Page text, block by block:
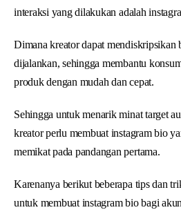
interaksi yang dilakukan adalah
Dimana kreator dapat mendiskripsikan
dijalankan, sehingga membantu
produk dengan mudah dan cepat.
Sehingga untuk menarik minat target
kreator perlu membuat instagram bio
memikat pada pandangan pertama.
Karenanya berikut beberapa tips dan
untuk membuat instagram bio bagi